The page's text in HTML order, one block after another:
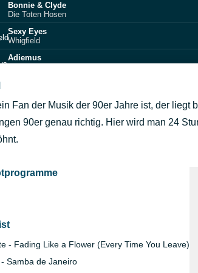
Bonnie & Clyde
Die Toten Hosen
Sexy Eyes
Whigfield
Adiemus
Samba de Janeiro
Bellini
Gettin' Jiggy With It
Will Smith
Seal
Fan der Musik der 90er Jahre ist, der liegt
90er genau richtig. Hier wird man 24
- Fading Like a Flower (Every Time You Leave)
- Samba de Janeiro